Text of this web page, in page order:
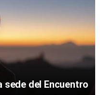
sede del Encuentro